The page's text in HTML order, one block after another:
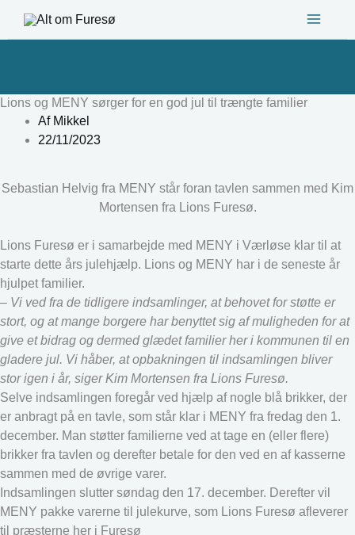
Lions og MENY sørger for en god jul til trængte familier
AfMikkel
22/11/2023
Sebastian Helvig fra MENY står foran tavlen sammen med Kim
Mortensen fra Lions Furesø.
Lions Furesø er i samarbejde med MENY i Værløse klar til at
starte dette års julehjælp. Lions og MENY har i de seneste år
hjulpet familier.
– Vi ved fra de tidligere indsamlinger, at behovet for støtte er
stort, og at mange borgere har benyttet sig af muligheden for at
give et bidrag og dermed glædet familier her i kommunen til en
gladere jul. Vi håber, at opbakningen til indsamlingen bliver
stor igen i år, siger Kim Mortensen fra Lions Furesø.
Selve indsamlingen foregår ved hjælp af nogle blå brikker, der
er anbragt på en tavle, som står klar i MENY fra fredag den 1.
december. Man støtter familierne ved at tage en (eller flere)
brikker fra tavlen og derefter betale for den ved en af kasserne
sammen med de øvrige varer.
Indsamlingen slutter søndag den 17. december. Derefter vil
MENY pakke varerne til julekurve, som Lions Furesø afleverer
til præsterne her i Furesø